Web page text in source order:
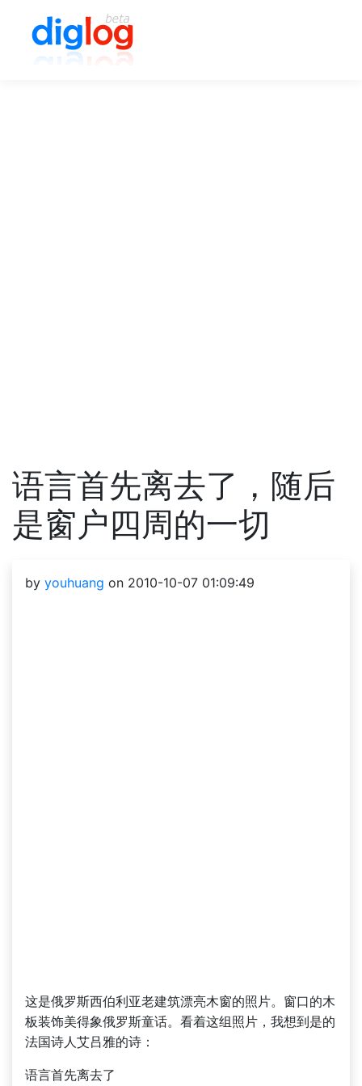
语言首先离去了，随后
是窗户四周的一切
by youhuang on 2010-10-07 01:09:49
这是俄罗斯西伯利亚老建筑漂亮木窗的照片。窗口的木
板装饰美得象俄罗斯童话。看着这组照片，我想到是的
法国诗人艾吕雅的诗：
语言首先离去了